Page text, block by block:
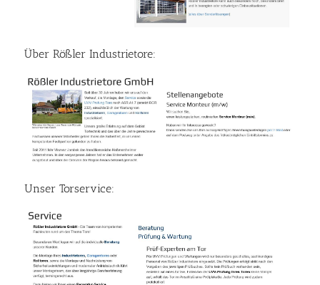
Über Rößler Industrietore:
Unser Torservice: